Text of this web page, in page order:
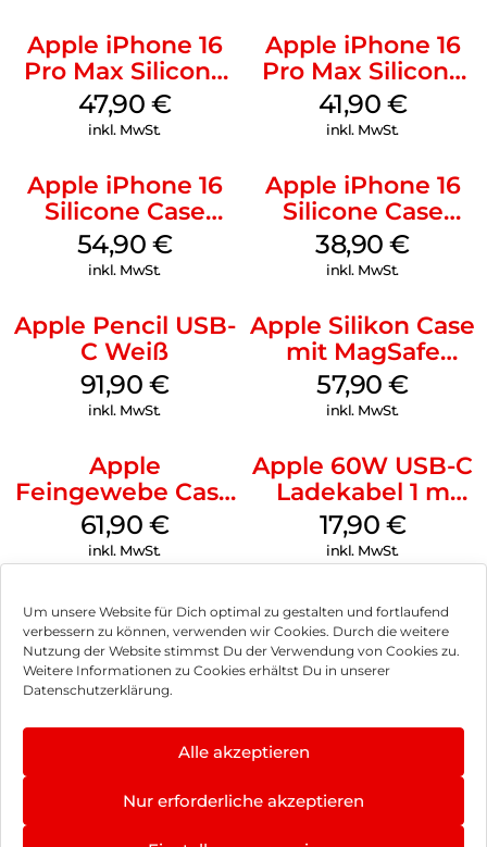
Um unsere Website für Dich optimal zu gestalten und fortlaufend
verbessern zu können, verwenden wir Cookies. Durch die weitere
Nutzung der Website stimmst Du der Verwendung von Cookies zu.
Weitere Informationen zu Cookies erhältst Du in unserer
Datenschutzerklärung.
Alle akzeptieren
Nur erforderliche akzeptieren
Apple iPhone 16
Pro Max Silicone
Case MagSafe
Black
47,90 €
inkl. MwSt.
Apple iPhone 16
Pro Max Silicone
Case MagSafe
Ultramarine
41,90 €
inkl. MwSt.
Apple iPhone 16
Silicone Case
MagSafe Black
54,90 €
inkl. MwSt.
Apple iPhone 16
Silicone Case
MagSafe
Ultramarine
38,90€
inkl. MwSt.
Apple Pencil USB-
C Weiß
91,90 €
inkl. MwSt.
Apple Silikon Case
mit MagSafe
iPhone 14 Pro
(PRODUCT)RED
57,90€
inkl. MwSt.
Apple
Feingewebe Case
iPhone 15 Pro
MagSafe Schwarz
61,90 €
inkl. MwSt.
Apple 60W USB-C
Ladekabel 1 m
Weiß
17,90 €
inkl. MwSt.
Impressum
Hinweis zur Batterieentsorgung